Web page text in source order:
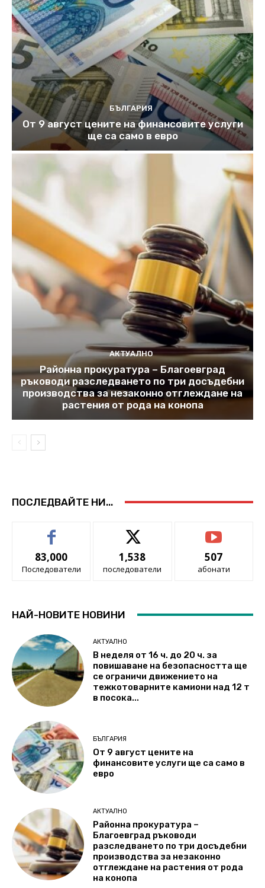
БЪЛГАРИЯ
От 9 август цените на финансовите услуги
ще са само в евро
АКТУАЛНО
Районна прокуратура – Благоевград
ръководи разследването по три досъдебни
производства за незаконно отглеждане на
растения от рода на конопа
ПОСЛЕДВАЙТЕ НИ...
83,000
Последователи
1,538
последователи
507
абонати
НАЙ-НОВИТЕ НОВИНИ
АКТУАЛНО
В неделя от 16 ч. до 20 ч. за
повишаване на безопасността ще
се ограничи движението на
тежкотоварните камиони над 12 т
в посока...
БЪЛГАРИЯ
От 9 август цените на
финансовите услуги ще са само в
евро
АКТУАЛНО
Районна прокуратура –
Благоевград ръководи
разследването по три досъдебни
производства за незаконно
отглеждане на растения от рода
на конопа